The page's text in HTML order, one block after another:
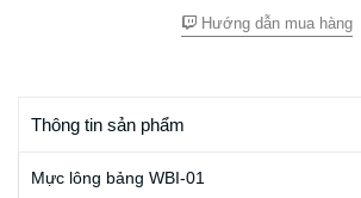
Hướng dẫn mua hàng
Thông tin sản phẩm
Mực lông bảng WBI-01